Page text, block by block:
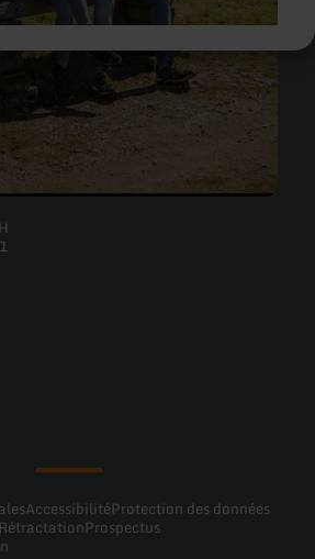
GmbH du lundi au vendredi,
AccessibilitéProtection des données
RétractationProspectus